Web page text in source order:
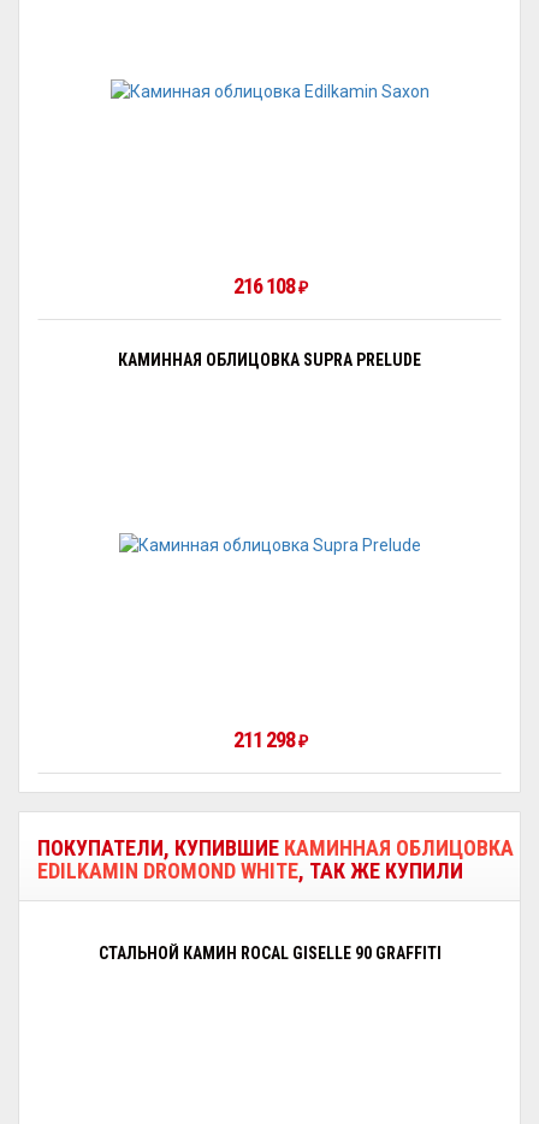
216 108₽
КАМИННАЯ ОБЛИЦОВКА SUPRA PRELUDE
211 298₽
ПОКУПАТЕЛИ, КУПИВШИЕ КАМИННАЯ ОБЛИЦОВКА
EDILKAMIN DROMOND WHITE, ТАК ЖЕ КУПИЛИ
СТАЛЬНОЙ КАМИН ROCAL GISELLE 90 GRAFFITI